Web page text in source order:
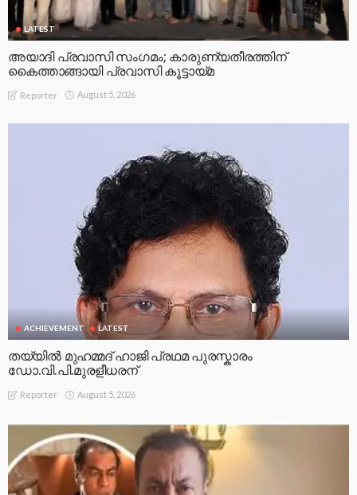
LATEST
അയാദി പ്രവാസി സംഗമം; കാരുണ്യതീരത്തിന്
കൈത്താങ്ങായി പ്രവാസി കൂട്ടായ്മ
Reporter August 5, 2026
ACHIEVEMENT LATEST
തയ്യിൽ മുഹമ്മദ് ഹാജി പ്രഥമ പുരസ്കാരം
ഡോ.വി.പി.മുരളീധരന്
Reporter August 5, 2026